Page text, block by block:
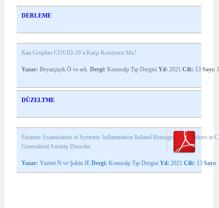
DERLEME
Kan Grupları COVID-19’a Karşı Koruyucu Mu?
Yazar: Beyazçiçek Ö ve ark. Dergi: Konuralp Tıp Dergisi Yıl: 2021 Cilt: 13 Sayı:
DÜZELTME
Erratum: Examination of Systemic Inflammation Related Hemogram Biomarkers in
Generalized Anxiety Disorder
Yazar: Yurteri N ve Şahin İE Dergi: Konuralp Tıp Dergisi Yıl: 2021 Cilt: 13 Sayı: